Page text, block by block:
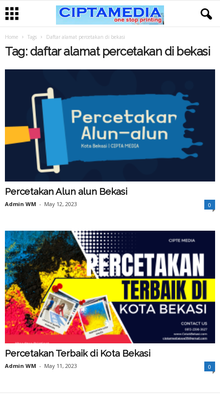
Home Tags Daftar alamat percetakan di bekasi
Tag: daftar alamat percetakan di bekasi
Percetakan Alun alun Bekasi
Admin WM - May 12, 2023 0
Percetakan Terbaik di Kota Bekasi
Admin WM - May 11, 2023 0